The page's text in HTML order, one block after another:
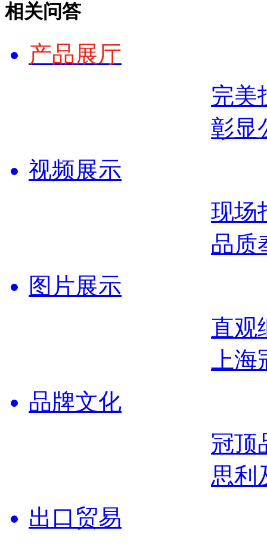
相关问答
产品展厅
完美
彰显
视频展示
现场
品质
图片展示
直观
上
品牌文化
冠顶
思利
出口贸易